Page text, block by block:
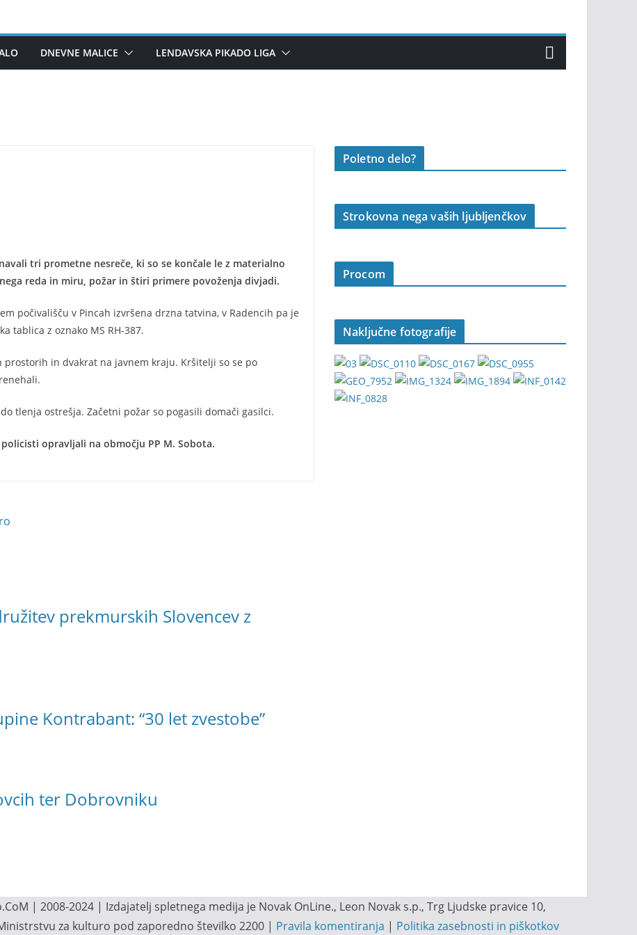
DNEVNE MALICE LENDAVSKA PIKADO LIGA
tri prometne nesreče, ki so se končale le z materialno
reda in miru, požar in štiri primere povoženja divjadi.
počivališču v Pincah izvršena drzna tatvina, v Radencih pa je
tablica z oznako MS RH-387.
in dvakrat na javnem kraju. Kršitelji so se po
tlenja ostrešja. Začetni požar so pogasili domači gasilci.
opravljali na območju PP M. Sobota.
prekmurskih Slovencev z
Kontrabant: “30 let zvestobe”
ter Dobrovniku
Poletno delo?
Strokovna nega vaših ljubljenčkov
Procom
Naključne fotografije
| 2008-2024 | Izdajatelj spletnega medija je Novak OnLine., Leon Novak s.p., Trg Ljudske pravice 10,
za kulturo pod zaporedno številko 2200 | Pravila komentiranja | Politika zasebnosti in piškotkov